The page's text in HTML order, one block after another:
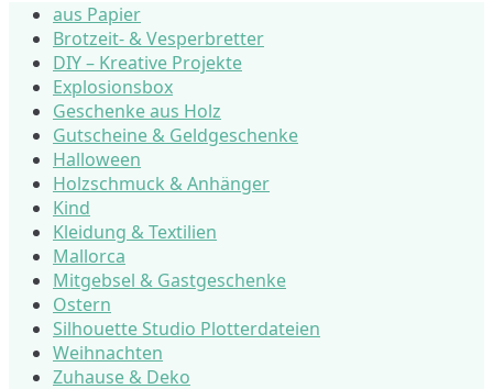
aus Papier
Brotzeit- & Vesperbretter
DIY – Kreative Projekte
Explosionsbox
Geschenke aus Holz
Gutscheine & Geldgeschenke
Halloween
Holzschmuck & Anhänger
Kind
Kleidung & Textilien
Mallorca
Mitgebsel & Gastgeschenke
Ostern
Silhouette Studio Plotterdateien
Weihnachten
Zuhause & Deko